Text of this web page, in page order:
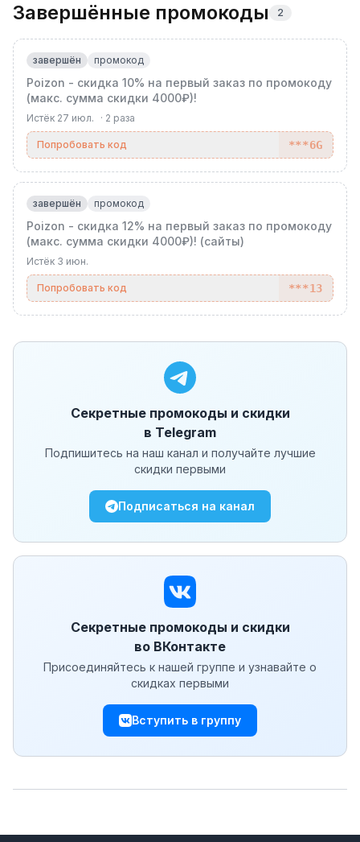
Завершённые промокоды 2
завершён промокод
Poizon - скидка 10% на первый заказ по промокоду
(макс. сумма скидки 4000₽)!
Истёк 27 июл. · 2 раза
Попробовать код ***6G
завершён промокод
Poizon - скидка 12% на первый заказ по промокоду
(макс. сумма скидки 4000₽)! (сайты)
Истёк 3 июн.
Попробовать код ***13
Секретные промокоды и скидки
в Telegram
Подпишитесь на наш канал и получайте лучшие
скидки первыми
Подписаться на канал
Секретные промокоды и скидки
во ВКонтакте
Присоединяйтесь к нашей группе и узнавайте о
скидках первыми
Вступить в группу